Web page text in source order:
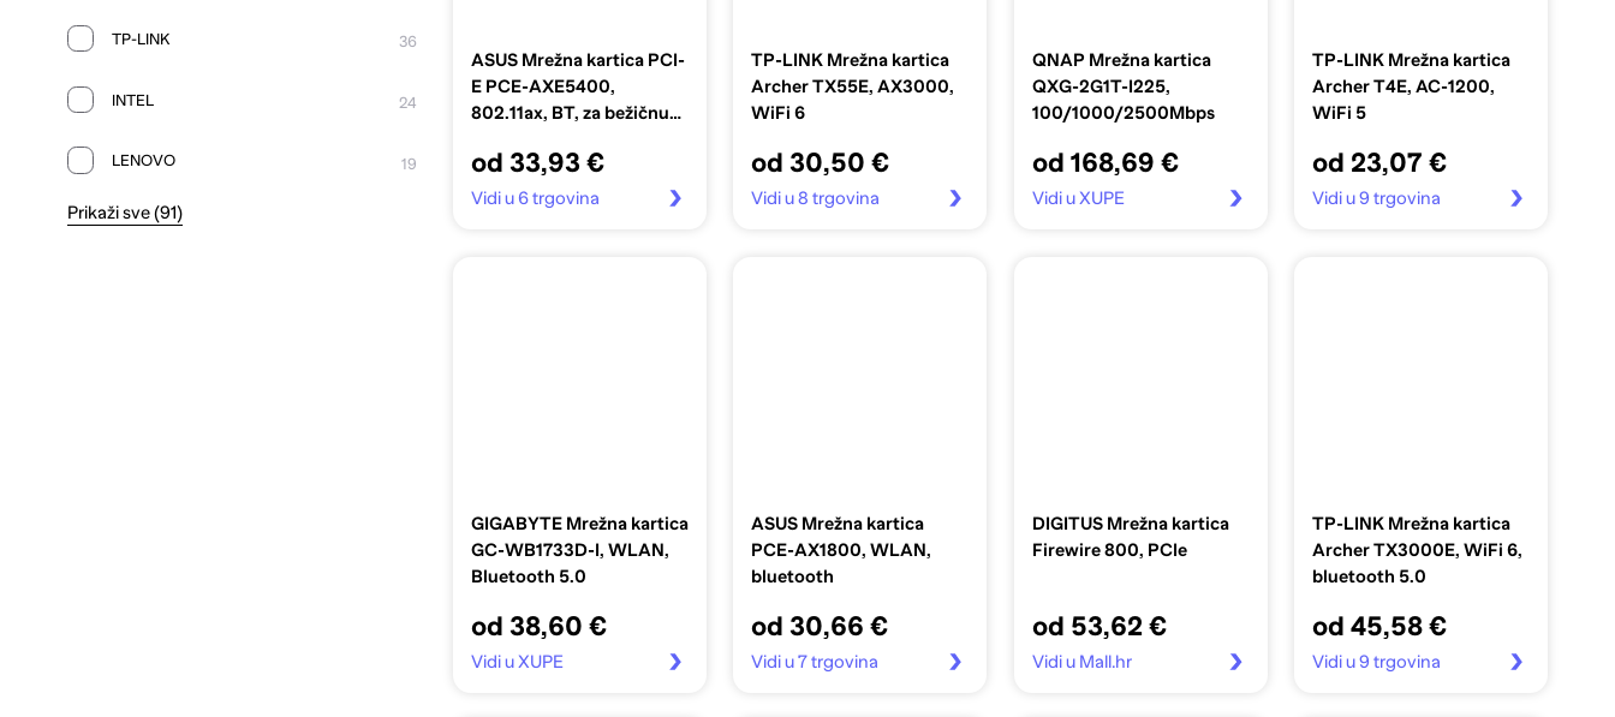
TP-LINK 36
INTEL 24
LENOVO 19
Prikaži sve (91)
ASUS Mrežna kartica PCI-
E PCE-AXE5400,
802.11ax, BT, za bežičnu
od 33,93 €
Vidi u 6 trgovina
TP-LINK Mrežna kartica
Archer TX55E, AX3000,
WiFi 6
od 30,50 €
Vidi u 8 trgovina
QNAP Mrežna kartica
QXG-2G1T-I225,
100/1000/2500Mbps
od 168,69 €
Vidi u XUPE
TP-LINK Mrežna kartica
Archer T4E, AC-1200,
WiFi 5
od 23,07 €
Vidi u 9 trgovina
GIGABYTE Mrežna kartica
GC-WB1733D-I, WLAN,
Bluetooth 5.0
od 38,60 €
Vidi u XUPE
ASUS Mrežna kartica
PCE-AX1800, WLAN,
bluetooth
od 30,66 €
Vidi u 7 trgovina
DIGITUS Mrežna kartica
Firewire 800, PCIe
od 53,62 €
Vidi u Mall.hr
TP-LINK Mrežna kartica
Archer TX3000E, WiFi 6,
bluetooth 5.0
od 45,58 €
Vidi u 9 trgovina